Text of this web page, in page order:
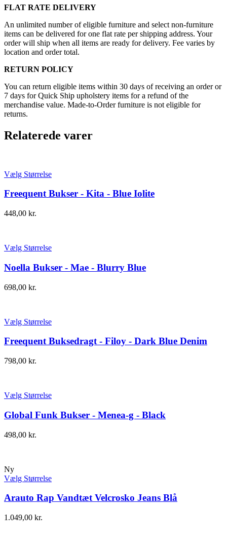
FLAT RATE DELIVERY
An unlimited number of eligible furniture and select non-furniture
items can be delivered for one flat rate per shipping address. Your
order will ship when all items are ready for delivery. Fee varies by
location and order total.
RETURN POLICY
You can return eligible items within 30 days of receiving an order or
7 days for Quick Ship upholstery items for a refund of the
merchandise value. Made-to-Order furniture is not eligible for
returns.
Relaterede varer
Vælg Størrelse
Freequent Bukser - Kita - Blue Iolite
448,00 kr.
Vælg Størrelse
Noella Bukser - Mae - Blurry Blue
698,00 kr.
Vælg Størrelse
Freequent Buksedragt - Filoy - Dark Blue Denim
798,00 kr.
Vælg Størrelse
Global Funk Bukser - Menea-g - Black
498,00 kr.
Ny
Vælg Størrelse
Arauto Rap Vandtæt Velcrosko Jeans Blå
1.049,00 kr.